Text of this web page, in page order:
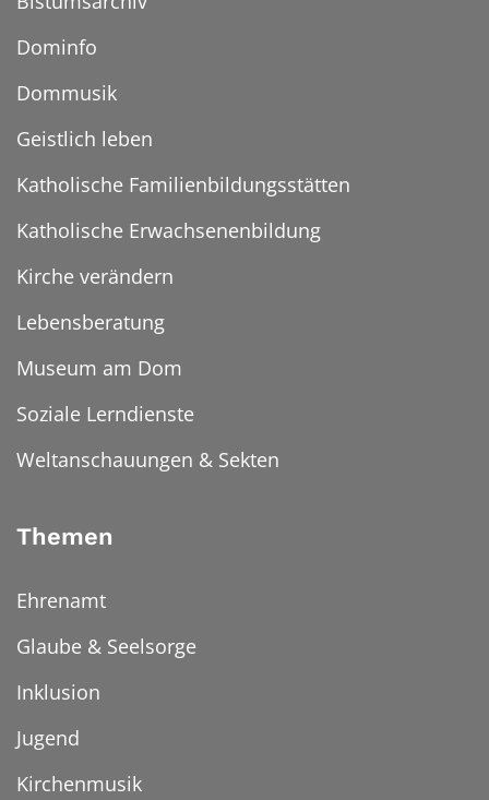
Dominfo
Dommusik
Geistlich leben
Katholische Familienbildungsstätten
Katholische Erwachsenenbildung
Kirche verändern
Lebensberatung
Museum am Dom
Soziale Lerndienste
Weltanschauungen & Sekten
Themen
Ehrenamt
Glaube & Seelsorge
Inklusion
Jugend
Kirchenmusik